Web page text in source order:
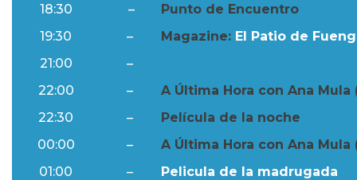
18:30
–
Punto de Encuentro
19:30
– Magazine: El Patio de
21:00
–
22:00
–
A Última Hora con Ana Mula
22:30
–
Película de la noche
00:00
–
A Última Hora con Ana Mula
01:00
–
Pelicula de la madrugada